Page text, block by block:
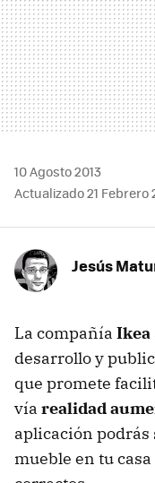
10 Agosto 2013
Actualizado 21 Febrero
Jesús
La compañía Ikea
desarrollo y
que promete
vía realidad
aplicación
mueble en tu